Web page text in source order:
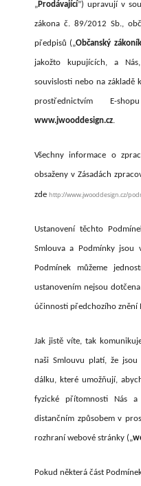
„Prodávající”) upravují v
zákona č. 89/2012 Sb.,
předpisů („Občanský zákoník
jakožto kupujících, a
souvislosti nebo na základě
prostřednictvím E-
www.jwooddesign.cz.
Všechny informace o
obsaženy v Zásadách
zde http://www.jwooddesign.cz/
Ustanovení těchto
Smlouva a Podmínky jsou
Podmínek můžeme
ustanovením nejsou
účinnosti předchozího znění
Jak jistě víte, tak
naši Smlouvu platí, že
dálku, které umožňují,
fyzické přítomnosti Nás
distančním způsobem v
rozhraní webové stránky („
Pokud některá část